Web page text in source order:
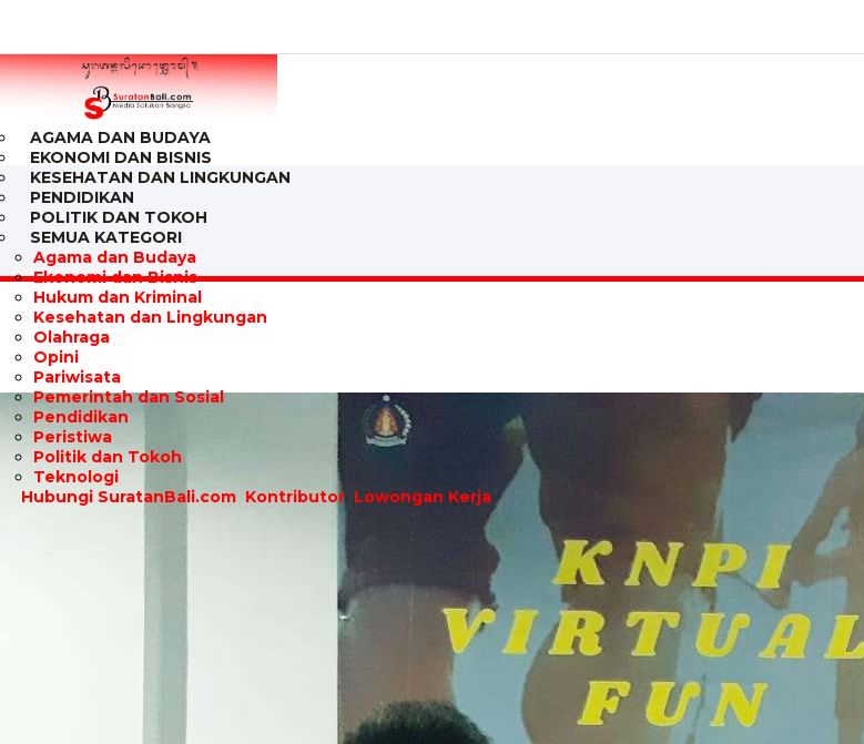
AGAMA DAN BUDAYA
EKONOMI DAN BISNIS
KESEHATAN DAN LINGKUNGAN
PENDIDIKAN
POLITIK DAN TOKOH
SEMUA KATEGORI
Agama dan Budaya
Ekonomi dan Bisnis
Hukum dan Kriminal
Kesehatan dan Lingkungan
Olahraga
Opini
Pariwisata
Pemerintah dan Sosial
Pendidikan
Peristiwa
Politik dan Tokoh
Teknologi
Hubungi SuratanBali.com Kontributor Lowongan Kerja